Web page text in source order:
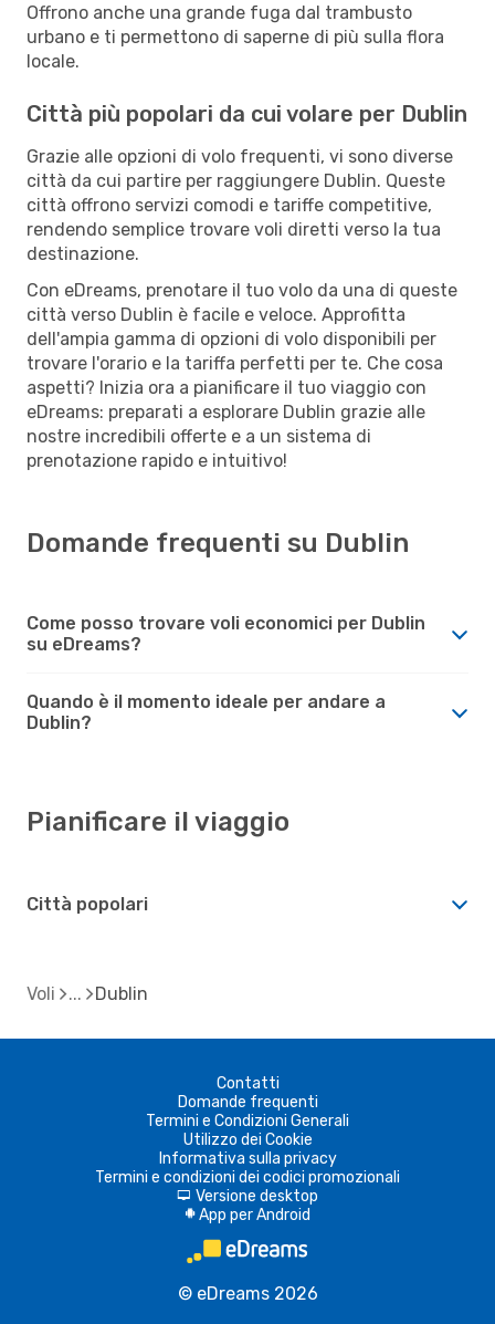
Offrono anche una grande fuga dal trambusto
urbano e ti permettono di saperne di più sulla flora
locale.
Città più popolari da cui volare per Dublin
Grazie alle opzioni di volo frequenti, vi sono diverse
città da cui partire per raggiungere Dublin. Queste
città offrono servizi comodi e tariffe competitive,
rendendo semplice trovare voli diretti verso la tua
destinazione.
Con eDreams, prenotare il tuo volo da una di queste
città verso Dublin è facile e veloce. Approfitta
dell'ampia gamma di opzioni di volo disponibili per
trovare l'orario e la tariffa perfetti per te. Che cosa
aspetti? Inizia ora a pianificare il tuo viaggio con
eDreams: preparati a esplorare Dublin grazie alle
nostre incredibili offerte e a un sistema di
prenotazione rapido e intuitivo!
Domande frequenti su Dublin
Come posso trovare voli economici per Dublin
su eDreams?
Quando è il momento ideale per andare a
Dublin?
Pianificare il viaggio
Città popolari
Voli Dublin
Contatti
Domande frequenti
Termini e Condizioni Generali
Utilizzo dei Cookie
Informativa sulla privacy
Termini e condizioni dei codici promozionali
d Versione desktop
A App per Android
© eDreams 2026